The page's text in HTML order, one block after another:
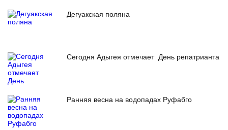
Дегуакская поляна
Сегодня Адыгея отмечает День репатрианта
Ранняя весна на водопадах Руфабго